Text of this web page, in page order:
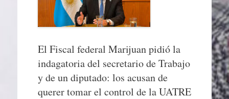
El Fiscal federal Marijuan pidió la
indagatoria del secretario de Trabajo
y de un diputado: los acusan de
querer tomar el control de la UATRE